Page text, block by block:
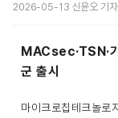
2026-05-13 신윤오 기
MACsec·TSN·
군 출시
마이크로칩테크놀로